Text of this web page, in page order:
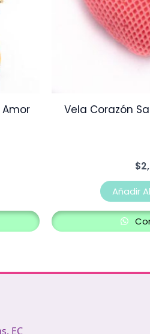
Vela Corazón
$
Añadir
EC